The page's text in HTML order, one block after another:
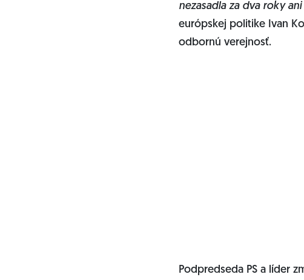
nezasadla za dva roky ani
európskej politike Ivan
odbornú verejnosť.
Podpredseda PS a líder